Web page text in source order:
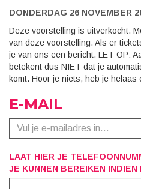
DONDERDAG 26 NOVEMBER
Deze voorstelling is uitverkocht.
van deze voorstelling. Als er
je van ons een bericht. LET OP:
betekent dus NIET dat je
komt. Hoor je niets, heb je helaas
E-MAIL
LAAT HIER JE
JE KUNNEN BEREIKEN